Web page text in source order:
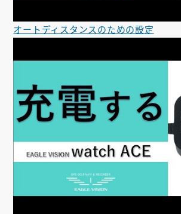
オートディスタンスのための設定